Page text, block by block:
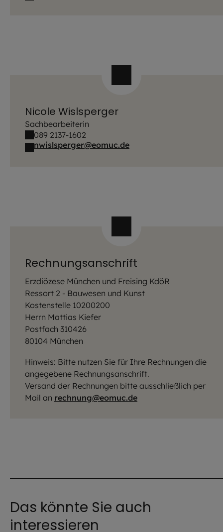
Nicole Wislsperger
Sachbearbeiterin
089 2137-1602
nwislsperger@eomuc.de
Rechnungsanschrift
Erzdiözese München und Freising KdöR
Ressort 2 - Bauwesen und Kunst
Kostenstelle 10200200
Herrn Mattias Kiefer
Postfach 310426
80104 München
Hinweis: Bitte nutzen Sie für Ihre Rechnungen die
angegebene Rechnungsanschrift.
Versand der Rechnungen bitte ausschließlich per
Mail an rechnung@eomuc.de
Das könnte Sie auch
interessieren